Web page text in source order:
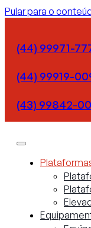
Pular para o
(44) 99971-
(44) 99919-
(43) 99842-